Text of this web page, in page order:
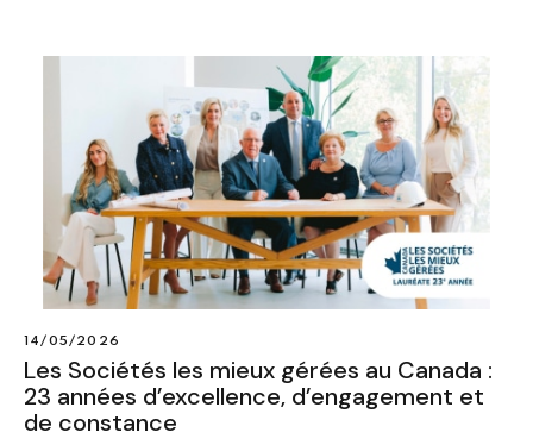
14/05/2026
Les Sociétés les mieux gérées au Canada :
23 années d’excellence, d’engagement et
de constance